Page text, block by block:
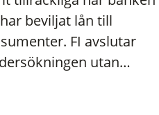
har beviljat lån till
FI avslutar
utan…